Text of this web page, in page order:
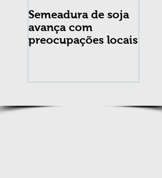
Semeadura de soja
avança com
preocupações locais